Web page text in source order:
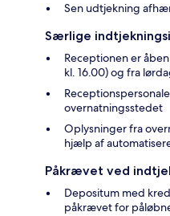
Sen udtjekning
Særlige
Receptionen er
kl. 16.00) og fra
overnatningsstedet
Oplysninger fra
hjælp af
Påkrævet ved
Depositum med
påkrævet for